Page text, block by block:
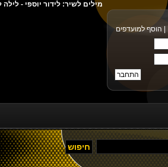
הוסף למועדפים
מילים לשיר: לידור יוספי -